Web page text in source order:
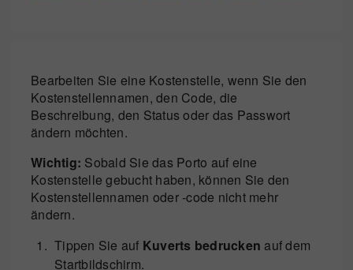
Bearbeiten Sie eine Kostenstelle, wenn Sie den
Kostenstellennamen, den Code, die
Beschreibung, den Status oder das Passwort
ändern möchten.
Wichtig: Sobald Sie das Porto auf eine
Kostenstelle gebucht haben, können Sie den
Kostenstellennamen oder -code nicht mehr
ändern.
Tippen Sie auf Kuverts bedrucken auf dem
Startbildschirm.